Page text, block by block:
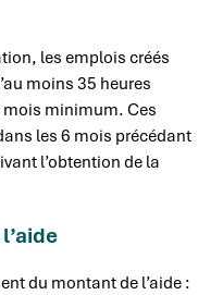
les emplois créés
moins 35 heures
mois minimum. Ces
les 6 mois précédant
l’obtention de la
du montant de l’aide :